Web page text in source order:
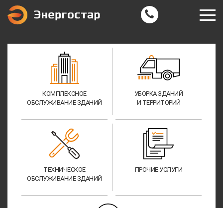
КОМПЛЕКСНОЕ
ОБСЛУЖИВАНИЕ ЗДАНИЙ
УБОРКА ЗДАНИЙ
И ТЕРРИТОРИЙ
ТЕХНИЧЕСКОЕ
ОБСЛУЖИВАНИЕ ЗДАНИЙ
ПРОЧИЕ УСЛУГИ